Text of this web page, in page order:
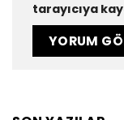
tarayıcıya